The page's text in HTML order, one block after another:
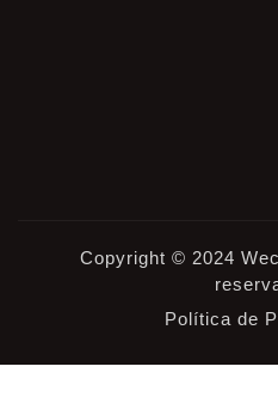
Copyright © 2024
Política de